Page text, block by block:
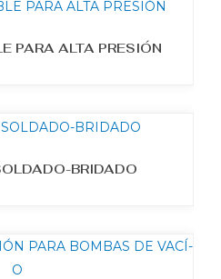
PARA ALTA PRESIÓN
BRIDADO